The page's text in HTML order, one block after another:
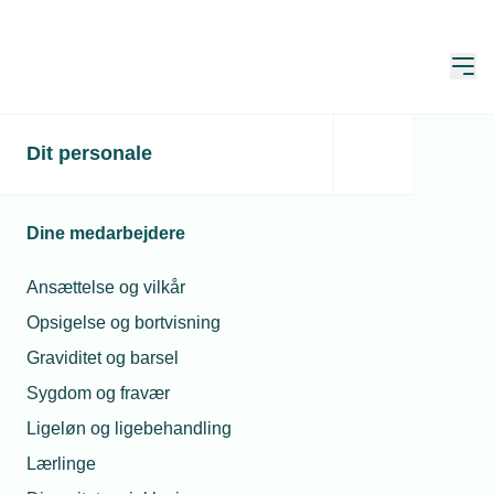
Dit personale
Dine medarbejdere
Ansættelse og vilkår
Opsigelse og bortvisning
Graviditet og barsel
Sygdom og fravær
Ligeløn og ligebehandling
Lærlinge
Kan mor tage barnets
går hjemme?
Spørgeboks
Spørgsmål besvaret af: